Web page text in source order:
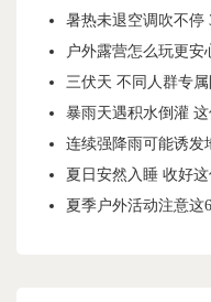
暑热未退空调吹不停
户外露营怎么玩更
三伏天 不同人群专
暴雨天遇积水倒灌
连续强降雨可能诱发
夏日安然入睡 收好
夏季户外活动注意这